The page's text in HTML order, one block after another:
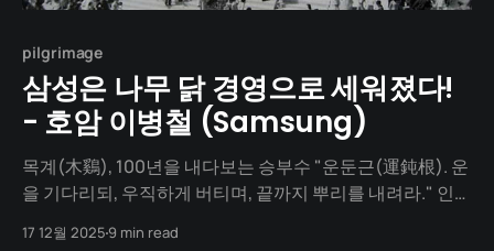
pilgrimage
삼성은 나무 닭 경영으로 세워졌다!
- 호암 이병철 (Samsung)
목계(木鷄), 100년을 내다보는 승부수 "운둔근(運鈍根). 운
을 기다리되, 우직하게 버티며, 끝까지 뿌리를 내려라." 인생
했습니다. 바로 '반도체'였습니다. 그 당시 주변 사람들은 모
17 12월 20259 min read